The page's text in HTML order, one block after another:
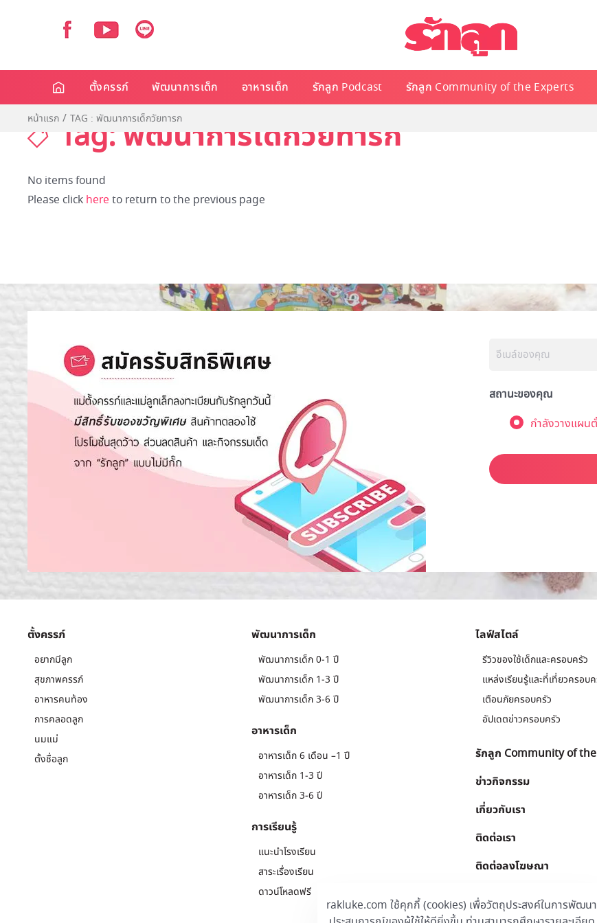
rakluke.com ใช้คุกกี้ (cookies) เพื่อวัตถุประสงค์ในการพัฒนา
ตั้งครรภ์ พัฒนาการเด็ก อาหารเด็ก รักลูก Podcast รักลูก Community of the Experts
หน้าแรก TAG : พัฒนาการเด็กวัยทารก
Tag: พัฒนาการเด็กวัยทารก
No items found
Please click here to return to the previous page
สถานะของคุณ
กำลังวางแผน
ตั้งครรภ์
อยากมีลูก
สุขภาพครรภ์
อาหารคนท้อง
การคลอดลูก
นมแม่
ตั้งชื่อลูก
พัฒนาการเด็ก
พัฒนาการเด็ก 0-1 ปี
พัฒนาการเด็ก 1-3 ปี
พัฒนาการเด็ก 3-6 ปี
อาหารเด็ก
อาหารเด็ก 6 เดือน –1 ปี
อาหารเด็ก 1-3 ปี
อาหารเด็ก 3-6 ปี
การเรียนรู้
แนะนำโรงเรียน
สาระเรื่องเรียน
ดาวน์โหลดฟรี
ไลฟ์สไตล์
รีวิวของใช้เด็กและครอบครัว
แหล่งเรียนรู้และที่เที่ยวครอบ
เตือนภัยครอบครัว
อัปเดตข่าวครอบครัว
รักลูก Community of
ข่าวกิจกรรม
เกี่ยวกับเรา
ติดต่อเรา
ติดต่อลงโฆษณา